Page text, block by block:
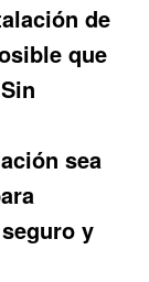
de
que
sea
y